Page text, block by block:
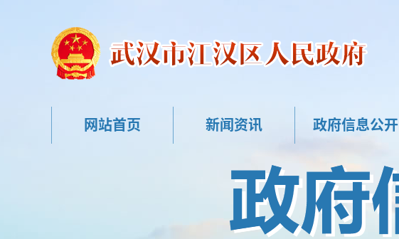
网站首页 新闻资讯 政府信息公开